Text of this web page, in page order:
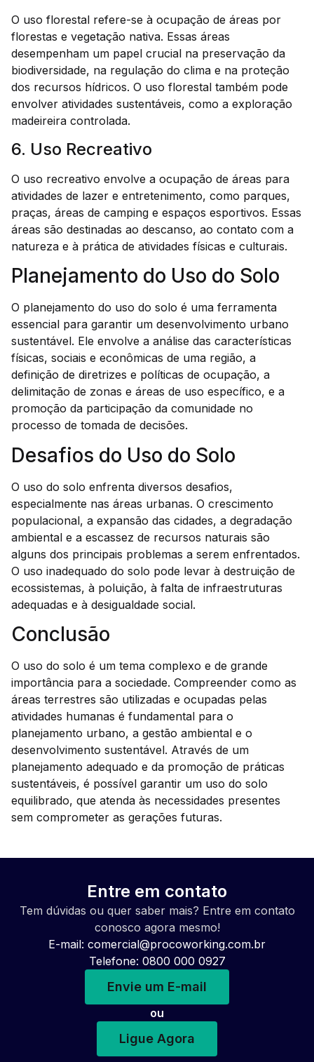
O uso florestal refere-se à ocupação de áreas por
florestas e vegetação nativa. Essas áreas
desempenham um papel crucial na preservação da
biodiversidade, na regulação do clima e na proteção
dos recursos hídricos. O uso florestal também pode
envolver atividades sustentáveis, como a exploração
madeireira controlada.
6. Uso Recreativo
O uso recreativo envolve a ocupação de áreas para
atividades de lazer e entretenimento, como parques,
praças, áreas de camping e espaços esportivos. Essas
áreas são destinadas ao descanso, ao contato com a
natureza e à prática de atividades físicas e culturais.
Planejamento do Uso do Solo
O planejamento do uso do solo é uma ferramenta
essencial para garantir um desenvolvimento urbano
sustentável. Ele envolve a análise das características
físicas, sociais e econômicas de uma região, a
definição de diretrizes e políticas de ocupação, a
delimitação de zonas e áreas de uso específico, e a
promoção da participação da comunidade no
processo de tomada de decisões.
Desafios do Uso do Solo
O uso do solo enfrenta diversos desafios,
especialmente nas áreas urbanas. O crescimento
populacional, a expansão das cidades, a degradação
ambiental e a escassez de recursos naturais são
alguns dos principais problemas a serem enfrentados.
O uso inadequado do solo pode levar à destruição de
ecossistemas, à poluição, à falta de infraestruturas
adequadas e à desigualdade social.
Conclusão
O uso do solo é um tema complexo e de grande
importância para a sociedade. Compreender como as
áreas terrestres são utilizadas e ocupadas pelas
atividades humanas é fundamental para o
planejamento urbano, a gestão ambiental e o
desenvolvimento sustentável. Através de um
planejamento adequado e da promoção de práticas
sustentáveis, é possível garantir um uso do solo
equilibrado, que atenda às necessidades presentes
sem comprometer as gerações futuras.
Entre em contato
Tem dúvidas ou quer saber mais? Entre em contato
conosco agora mesmo!
E-mail: comercial@procoworking.com.br
Telefone: 0800 000 0927
Envie um E-mail
ou
Ligue Agora